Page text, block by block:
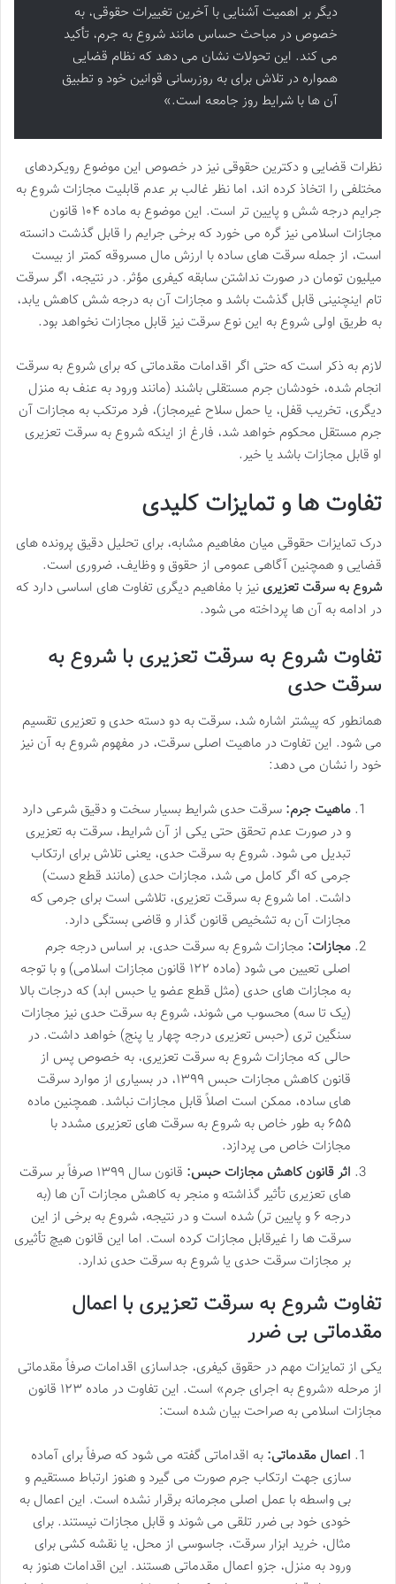
دیگر بر اهمیت آشنایی با آخرین تغییرات حقوقی، به
خصوص در مباحث حساس مانند شروع به جرم، تأکید
می کند. این تحولات نشان می دهد که نظام قضایی
همواره در تلاش برای به روزرسانی قوانین خود و تطبیق
آن ها با شرایط روز جامعه است.»
نظرات قضایی و دکترین حقوقی نیز در خصوص این موضوع رویکردهای
مختلفی را اتخاذ کرده اند، اما نظر غالب بر عدم قابلیت مجازات شروع به
جرایم درجه شش و پایین تر است. این موضوع به ماده ۱۰۴ قانون
مجازات اسلامی نیز گره می خورد که برخی جرایم را قابل گذشت دانسته
است، از جمله سرقت های ساده با ارزش مال مسروقه کمتر از بیست
میلیون تومان در صورت نداشتن سابقه کیفری مؤثر. در نتیجه، اگر سرقت
تام اینچنینی قابل گذشت باشد و مجازات آن به درجه شش کاهش یابد،
به طریق اولی شروع به این نوع سرقت نیز قابل مجازات نخواهد بود.
لازم به ذکر است که حتی اگر اقدامات مقدماتی که برای شروع به سرقت
انجام شده، خودشان جرم مستقلی باشند (مانند ورود به عنف به منزل
دیگری، تخریب قفل، یا حمل سلاح غیرمجاز)، فرد مرتکب به مجازات آن
جرم مستقل محکوم خواهد شد، فارغ از اینکه شروع به سرقت تعزیری
او قابل مجازات باشد یا خیر.
تفاوت ها و تمایزات کلیدی
درک تمایزات حقوقی میان مفاهیم مشابه، برای تحلیل دقیق پرونده های
قضایی و همچنین آگاهی عمومی از حقوق و وظایف، ضروری است.
شروع به سرقت تعزیری نیز با مفاهیم دیگری تفاوت های اساسی دارد که
در ادامه به آن ها پرداخته می شود.
تفاوت شروع به سرقت تعزیری با شروع به
سرقت حدی
همانطور که پیشتر اشاره شد، سرقت به دو دسته حدی و تعزیری تقسیم
می شود. این تفاوت در ماهیت اصلی سرقت، در مفهوم شروع به آن نیز
خود را نشان می دهد:
ماهیت جرم: سرقت حدی شرایط بسیار سخت و دقیق شرعی دارد
و در صورت عدم تحقق حتی یکی از آن شرایط، سرقت به تعزیری
تبدیل می شود. شروع به سرقت حدی، یعنی تلاش برای ارتکاب
جرمی که اگر کامل می شد، مجازات حدی (مانند قطع دست)
داشت. اما شروع به سرقت تعزیری، تلاشی است برای جرمی که
مجازات آن به تشخیص قانون گذار و قاضی بستگی دارد.
مجازات: مجازات شروع به سرقت حدی، بر اساس درجه جرم
اصلی تعیین می شود (ماده ۱۲۲ قانون مجازات اسلامی) و با توجه
به مجازات های حدی (مثل قطع عضو یا حبس ابد) که درجات بالا
(یک تا سه) محسوب می شوند، شروع به سرقت حدی نیز مجازات
سنگین تری (حبس تعزیری درجه چهار یا پنج) خواهد داشت. در
حالی که مجازات شروع به سرقت تعزیری، به خصوص پس از
قانون کاهش مجازات حبس ۱۳۹۹، در بسیاری از موارد سرقت
های ساده، ممکن است اصلاً قابل مجازات نباشد. همچنین ماده
۶۵۵ به طور خاص به شروع به سرقت های تعزیری مشدد با
مجازات خاص می پردازد.
اثر قانون کاهش مجازات حبس:
قانون سال ۱۳۹۹ صرفاً بر سرقت
های تعزیری تأثیر گذاشته و منجر به کاهش مجازات آن ها (به
درجه ۶ و پایین تر) شده است و در نتیجه، شروع به برخی از این
سرقت ها را غیرقابل مجازات کرده است. اما این قانون هیچ تأثیری
بر مجازات سرقت حدی یا شروع به سرقت حدی ندارد.
تفاوت شروع به سرقت تعزیری با اعمال
مقدماتی بی ضرر
یکی از تمایزات مهم در حقوق کیفری، جداسازی اقدامات صرفاً مقدماتی
از مرحله «شروع به اجرای جرم» است. این تفاوت در ماده ۱۲۳ قانون
مجازات اسلامی به صراحت بیان شده است:
اعمال مقدماتی: به اقداماتی گفته می شود که صرفاً برای آماده
سازی جهت ارتکاب جرم صورت می گیرد و هنوز ارتباط مستقیم و
بی واسطه با عمل اصلی مجرمانه برقرار نشده است. این اعمال به
خودی خود بی ضرر تلقی می شوند و قابل مجازات نیستند. برای
مثال، خرید ابزار سرقت، جاسوسی از محل، یا نقشه کشی برای
ورود به منزل، جزو اعمال مقدماتی هستند. این اقدامات هنوز به